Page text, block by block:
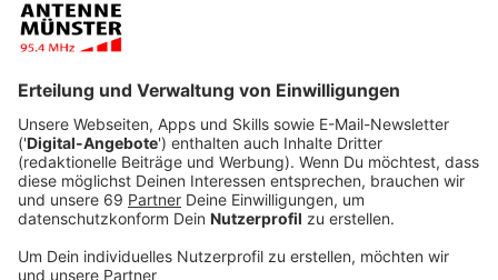
Anzeige
Die strategische Ausrichtung für die neue Saison hat
der SC Preußen Münster klar formuliert: Junge,
talentierte und vor allem erfolgshungrige Spieler
sollen das Gesicht der neuen Mannschaft prägen,
angeführt von erfahrenen Gerüstspielern wie Ole
Einer, der mit der Erfahrung aus 171 Zweitliga- und 101